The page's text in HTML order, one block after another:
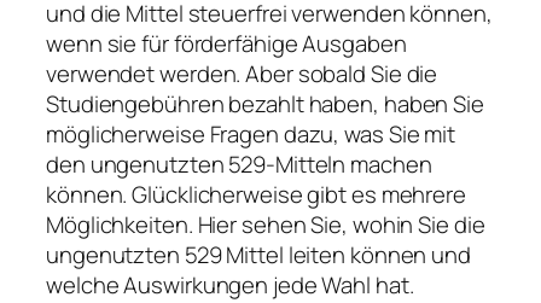
und die Mittel steuerfrei verwenden können,
wenn sie für förderfähige Ausgaben
verwendet werden. Aber sobald Sie die
Studiengebühren bezahlt haben, haben Sie
möglicherweise Fragen dazu, was Sie mit
den ungenutzten 529-Mitteln machen
können. Glücklicherweise gibt es mehrere
Möglichkeiten. Hier sehen Sie, wohin Sie die
ungenutzten 529 Mittel leiten können und
welche Auswirkungen jede Wahl hat.